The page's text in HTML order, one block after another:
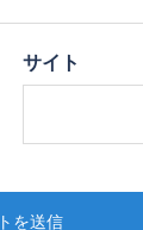
サイト